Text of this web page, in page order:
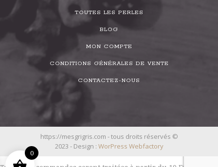
TOUTES LES PERLES
BLOG
MON COMPTE
CONDITIONS GÉNÉRALES DE VENTE
CONTACTEZ-NOUS
https://mesgrigris.com - tous droits réservés ©
2023 - Design : WorPress Webfactory
0